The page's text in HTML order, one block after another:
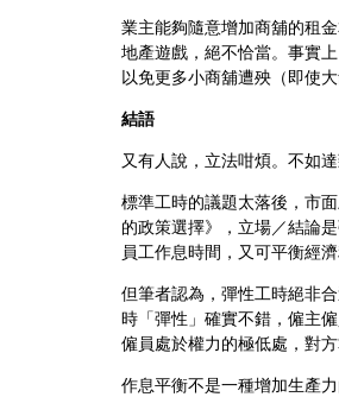
業主能夠隨意增加商舖的租
地產遊戲，絕不恰當。事實
以免更多小商舖遭殃（即使
結語
又有人說，立法咁煩。不如
標準工時的議題太落後，市
的政策選擇》，立場／結論
員工作息時間，又可平衡經濟
但筆者認為，彈性工時絕非
時「彈性」確實不錯，僱主
僱員處於權力的極低處，對
作息平衡不是一種增加生產